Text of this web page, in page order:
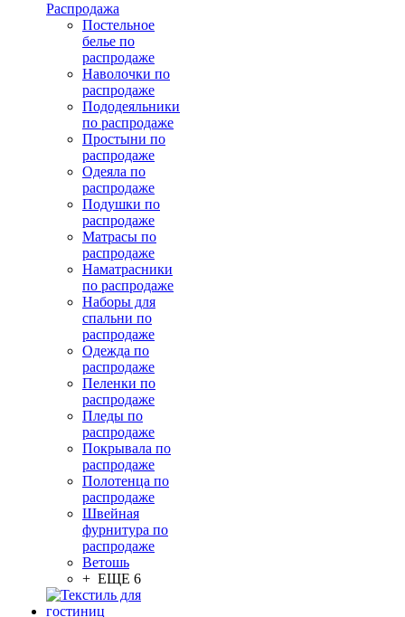
Распродажа
Постельное
белье по
распродаже
Наволочки по
распродаже
Пододеяльники
по распродаже
Простыни по
распродаже
Одеяла по
распродаже
Подушки по
распродаже
Матрасы по
распродаже
Наматрасники
по распродаже
Наборы для
спальни по
распродаже
Одежда по
распродаже
Пеленки по
распродаже
Пледы по
распродаже
Покрывала по
распродаже
Полотенца по
распродаже
Швейная
фурнитура по
распродаже
Ветошь
+ ЕЩЕ 6